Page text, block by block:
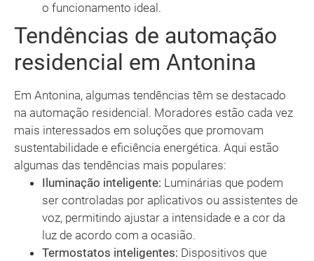
o funcionamento ideal.
Tendências de automação
residencial em Antonina
Em Antonina, algumas tendências têm se destacado
na automação residencial. Moradores estão cada vez
mais interessados em soluções que promovam
sustentabilidade e eficiência energética. Aqui estão
algumas das tendências mais populares:
Iluminação inteligente: Luminárias que podem
ser controladas por aplicativos ou assistentes de
voz, permitindo ajustar a intensidade e a cor da
luz de acordo com a ocasião.
Termostatos inteligentes: Dispositivos que